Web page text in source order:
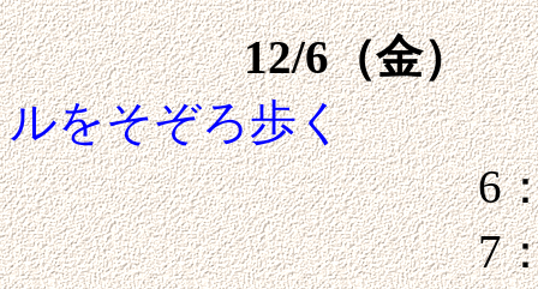
12/6（金）
ルをそぞろ歩く
6：30起
7：15朝食へ